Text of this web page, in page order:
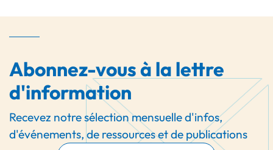
Abonnez-vous à la lettre
d'information
Recevez notre sélection mensuelle d'infos,
d'événements, de ressources et de publications